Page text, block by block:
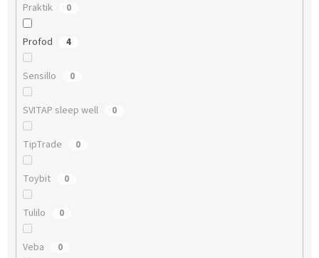
Praktik 0
Profod 4
Sensillo 0
SVITAP sleep well 0
TipTrade 0
Toybit 0
Tulilo 0
Veba 0